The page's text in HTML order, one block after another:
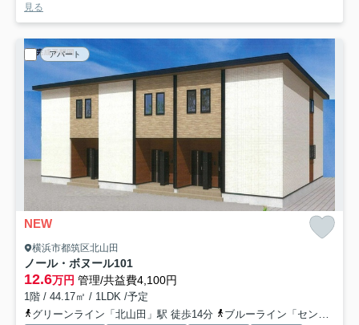
見る
アパート
NEW
横浜市都筑区北山田
ノール・ボヌール101
12.6万円 管理/共益費4,100円
1階 / 44.17㎡ / 1LDK /予定
グリーンライン「北山田」駅 徒歩14分
ブルーライン「センター北」駅 徒歩28分